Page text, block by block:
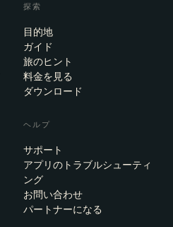
探索
目的地
ガイド
旅のヒント
料金を見る
ダウンロード
ヘルプ
サポート
アプリのトラブルシューティ
ング
お問い合わせ
パートナーになる